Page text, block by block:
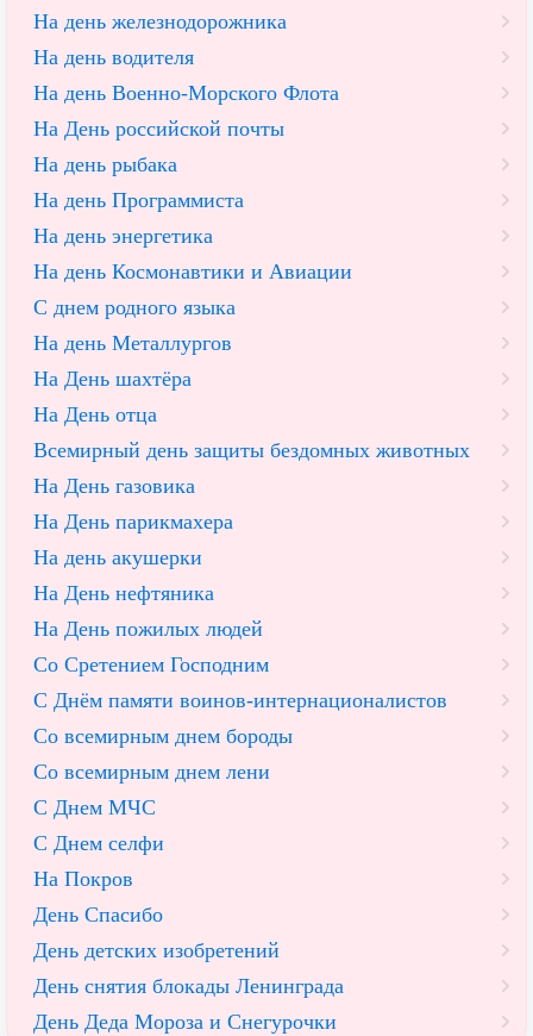
На день железнодорожника
На день водителя
На день Военно-Морского Флота
На День российской почты
На день рыбака
На день Программиста
На день энергетика
На день Космонавтики и Авиации
С днем родного языка
На день Металлургов
На День шахтёра
На День отца
Всемирный день защиты бездомных животных
На День газовика
На День парикмахера
На день акушерки
На День нефтяника
На День пожилых людей
Со Сретением Господним
С Днём памяти воинов-интернационалистов
Со всемирным днем бороды
Со всемирным днем лени
С Днем МЧС
С Днем селфи
На Покров
День Спасибо
День детских изобретений
День снятия блокады Ленинграда
День Деда Мороза и Снегурочки